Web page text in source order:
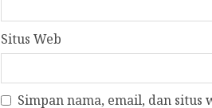
Situs Web
Simpan nama, email, dan